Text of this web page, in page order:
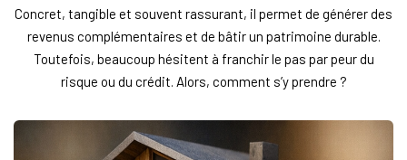
Concret, tangible et souvent rassurant, il permet de générer des
revenus complémentaires et de bâtir un patrimoine durable.
Toutefois, beaucoup hésitent à franchir le pas par peur du
risque ou du crédit. Alors, comment s’y prendre ?